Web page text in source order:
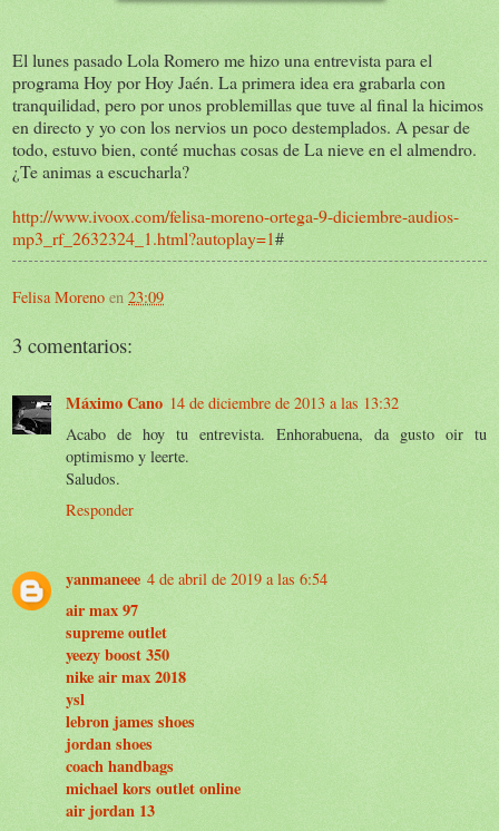
El lunes pasado Lola Romero me hizo una entrevista para el
programa Hoy por Hoy Jaén. La primera idea era grabarla con
tranquilidad, pero por unos problemillas que tuve al final la hicimos
en directo y yo con los nervios un poco destemplados. A pesar de
todo, estuvo bien, conté muchas cosas de La nieve en el almendro.
¿Te animas a escucharla?
http://www.ivoox.com/felisa-moreno-ortega-9-diciembre-audios-
mp3_rf_2632324_1.html?autoplay=1#
Felisa Moreno en 23:09
3 comentarios:
Máximo Cano 14 de diciembre de 2013 a las 13:32
Acabo de hoy tu entrevista. Enhorabuena, da gusto oir tu
optimismo y leerte.
Saludos.
Responder
yanmaneee 4 de abril de 2019 a las 6:54
air max 97
supreme outlet
yeezy boost 350
nike air max 2018
ysl
lebron james shoes
jordan shoes
coach handbags
michael kors outlet online
air jordan 13